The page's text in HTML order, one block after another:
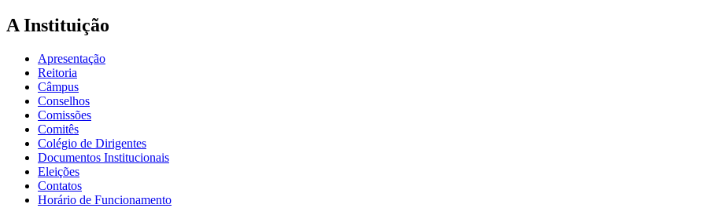
A Instituição
Apresentação
Reitoria
Câmpus
Conselhos
Comissões
Comitês
Colégio de Dirigentes
Documentos Institucionais
Eleições
Contatos
Horário de Funcionamento